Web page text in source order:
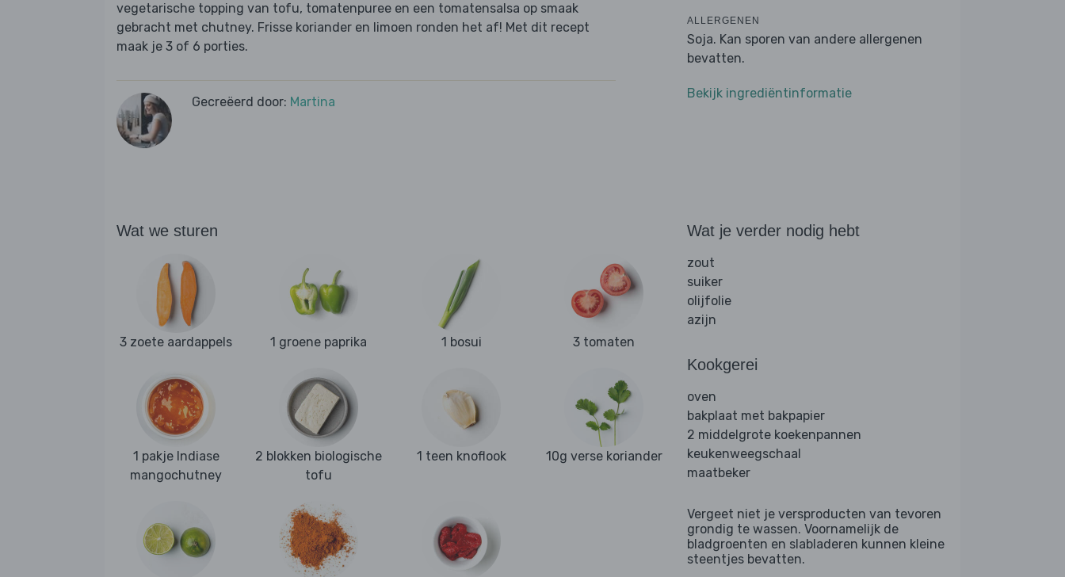
vegetarische topping van tofu, tomatenpuree en een tomatensalsa op smaak
gebracht met chutney. Frisse koriander en limoen ronden het af! Met dit recept
maak je 3 of 6 porties.
Gecreëerd door: Martina
ALLERGENEN
Soja. Kan sporen van andere allergenen
bevatten.
Bekijk ingrediëntinformatie
Wat we sturen
3 zoete aardappels 1 groene paprika 1 bosui 3 tomaten
1 pakje Indiase
mangochutney
2 blokken biologische
tofu
1 teen knoflook 10g verse koriander
Wat je verder nodig hebt
zout
suiker
olijfolie
azijn
Kookgerei
oven
bakplaat met bakpapier
2 middelgrote koekenpannen
keukenweegschaal
maatbeker
Vergeet niet je versproducten van tevoren
grondig te wassen. Voornamelijk de
bladgroenten en slabladeren kunnen kleine
steentjes bevatten.